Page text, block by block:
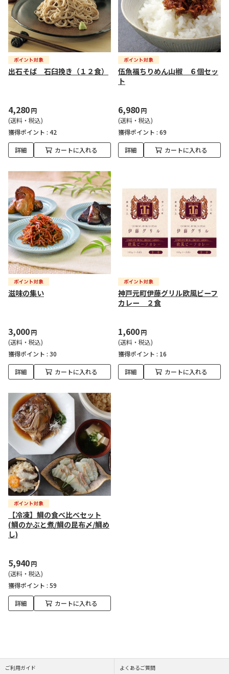
出石そば 石臼挽き（１２食）
4,280円
(送料・税込)
獲得ポイント : 42
詳細 カートに入れる
伍魚福ちりめん山椒 ６個セッ
ト
6,980円
(送料・税込)
獲得ポイント : 69
詳細 カートに入れる
滋味の集い
3,000円
(送料・税込)
獲得ポイント : 30
詳細 カートに入れる
神戸元町伊藤グリル欧風ビーフ
カレー ２食
1,600円
(送料・税込)
獲得ポイント : 16
詳細 カートに入れる
【冷凍】鯛の食べ比べセット
(鯛のかぶと煮/鯛の昆布〆/鯛め
し)
5,940円
(送料・税込)
獲得ポイント : 59
詳細 カートに入れる
ご利用ガイド よくあるご質問